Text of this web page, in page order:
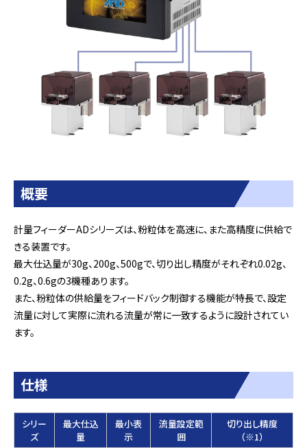
概要
計量フィーダーADシリーズは、粉粒体を高速に、また高精度に供給で
きる装置です。
最大仕込量が30g、200g、500gで、切り出し精度がそれぞれ0.02g、
0.2g、0.6gの3機種あります。
また、粉粒体の供給量をフィードバック制御する機能が特長で、設定
流量に対して実際に流れる流量が常に一致するように設計されてい
ます。
仕様
シリー
ズ
最大仕込
量
最小表
示
流量設定範
囲
切り出し精度
（※1）